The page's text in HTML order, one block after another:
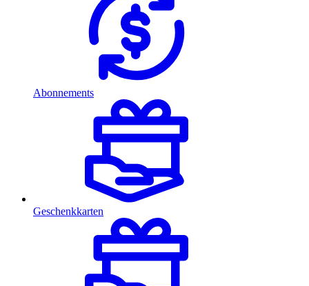
Abonnements
Geschenkkarten